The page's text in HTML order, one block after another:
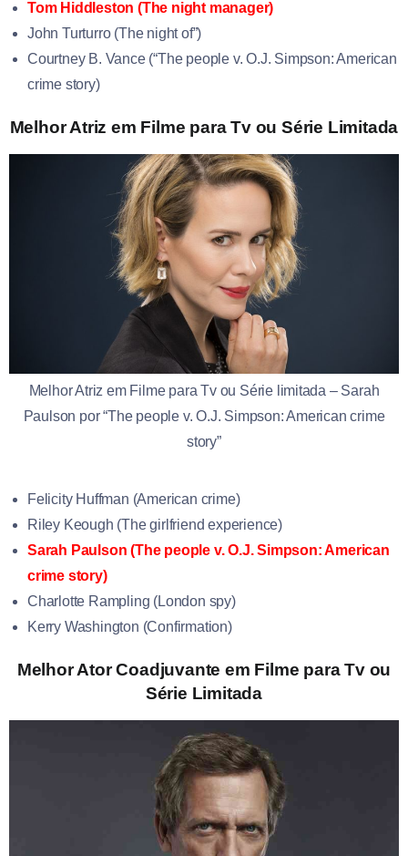
Tom Hiddleston (The night manager)
John Turturro (The night of”)
Courtney B. Vance (“The people v. O.J. Simpson: American
crime story)
Melhor Atriz em Filme para Tv ou Série Limitada
Melhor Atriz em Filme para Tv ou Série limitada – Sarah
Paulson por “The people v. O.J. Simpson: American crime
story”
Felicity Huffman (American crime)
Riley Keough (The girlfriend experience)
Sarah Paulson (The people v. O.J. Simpson: American
crime story)
Charlotte Rampling (London spy)
Kerry Washington (Confirmation)
Melhor Ator Coadjuvante em Filme para Tv ou
Série Limitada